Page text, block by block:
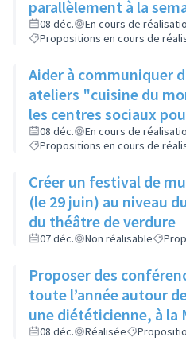
parallèlement à la
08 déc.
En cours de
Propositions en cours de
Aider à communiquer
ateliers "cuisine du
les centres sociaux
connus
08 déc.
En cours de
Propositions en cours de
Créer un festival de
(le 29 juin) au niveau
du théâtre de verdure
07 déc. Non réalisable
Proposer des
toute l’année autour
une diététicienne, à la
et de la Parentalité
08 déc. Réalisée